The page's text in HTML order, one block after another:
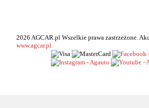
2026 AGCAR.pl Wszelkie prawa zastrzeżone.
www.agcar.pl